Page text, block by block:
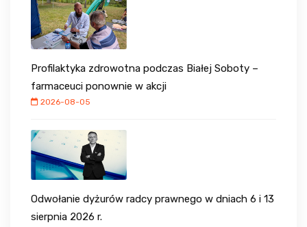
Profilaktyka zdrowotna podczas Białej Soboty –
farmaceuci ponownie w akcji
2026-08-05
Odwołanie dyżurów radcy prawnego w dniach 6 i 13
sierpnia 2026 r.